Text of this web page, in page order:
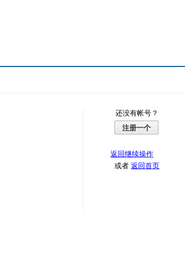
还没有帐号？
注册一个
返回继续操作
或者返回首页